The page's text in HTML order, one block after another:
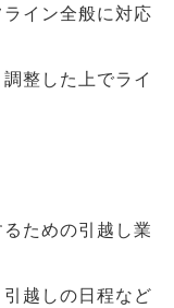
イン全般に対応
整した上でライ
ための引越し業
越しの日程など